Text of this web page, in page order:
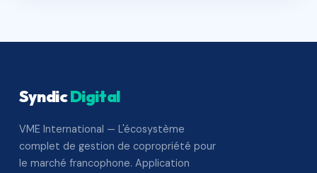
SyndicDigital
VME International — L'écosystème
complet de gestion de copropriété pour
le marché francophone. Application